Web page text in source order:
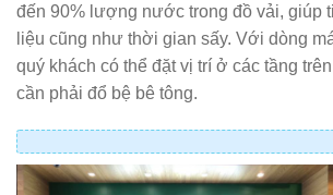
đến 90% lượng nước trong đồ vải, giúp
liệu cũng như thời gian sấy. Với dòng
quý khách có thể đặt vị trí ở các tầng
cần phải đổ bệ bê tông.